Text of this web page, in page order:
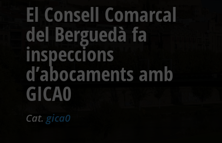
El Consell Comarcal
del Berguedà fa
inspeccions
d’abocaments amb
GICA0
Cat. gica0